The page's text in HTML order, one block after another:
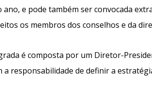
e pode também ser convocada
os membros dos conselhos e da
é composta por um Diretor-
a responsabilidade de definir a